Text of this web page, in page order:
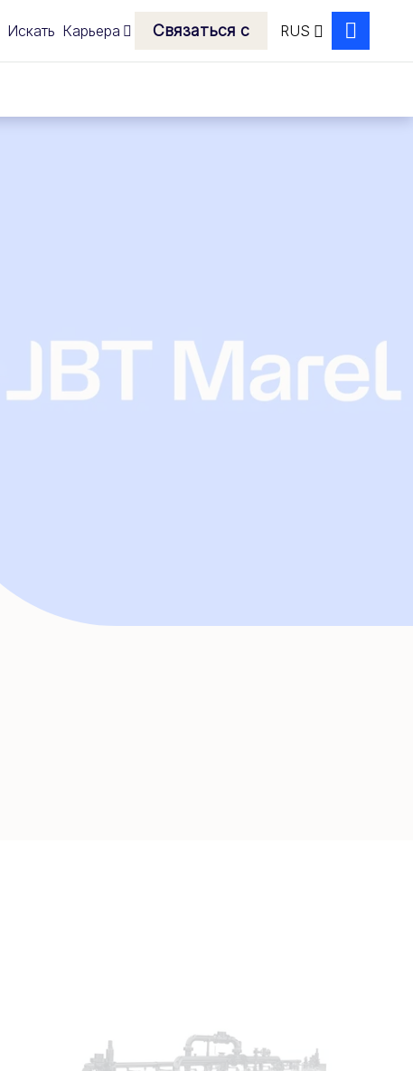
Искать Карьера Связаться с RUS
Search